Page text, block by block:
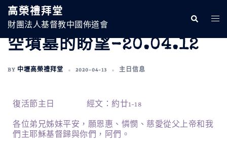
高榮禮拜堂
財團法人基督教中國佈道會
空墳墓的盼望-20.04.12
BY 中壢高榮禮拜堂 2020-04-13 主日信息
復活節主日 經文：約廿1-18
各位弟兄姊妹平安，願恩惠、憐憫、慈愛從父上帝和我
們主耶穌基督歸與你們，阿們。